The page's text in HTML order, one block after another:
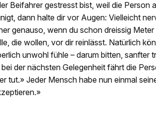
Beifahrer gestresst bist, weil die Person
dann halte dir vor Augen: Vielleicht
genauso, wenn du schon dreissig
die wollen, vor dir reinlässt. Natürlich
unwohl fühle – darum bitten, sanfter
der nächsten Gelegenheit fährt die
tut.» Jeder Mensch habe nun einmal